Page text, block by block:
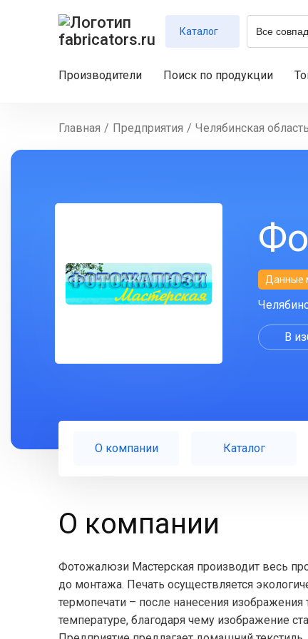
Каталог
Производители Поиск по продукции
Главная / Предприятия / Челябинская область
Данные
В
О компании Каталог
О компании
Фотожалюзи Мастерская производит весь
до монтажа. Печать осуществляется
термопечати – после нанесения
температуре, благодаря чему изображение